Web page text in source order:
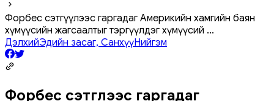
Форбес сэтгүүлээс гаргадаг Америкийн хамгийн баян
хүмүүсийн жагсаалтыг тэргүүлдэг хүмүүсий ...
ДэлхийЭдийн засаг, СанхүүНийгэм
Форбес сэтгүүлээс гаргадаг